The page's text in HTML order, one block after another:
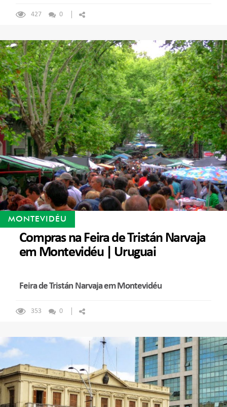
427 0
MONTEVIDÉU
Compras na Feira de Tristán Narvaja
em Montevidéu | Uruguai
Feira de Tristán Narvaja em Montevidéu
353 0